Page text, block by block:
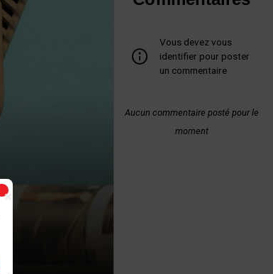
Vous devez vous
identifier pour poster
un commentaire
Aucun commentaire posté pour le
moment